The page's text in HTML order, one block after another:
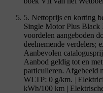
5. Nettoprijs en korting
Single Motor Plus
voordelen aangeboden
deelnemende verdelers;
Aanbevolen
Aanbod geldig tot en
particulieren. Afgebeeld
WLTP: 0 g/km. |
kWh/100 km |